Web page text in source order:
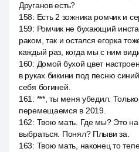
Друганов есть?
158: Есть 2 зожника ромчик и
159: Ромчик не бухающий
раком, так и остался егорка
каждый раз, когда мы с ним
160: Домой бухой цвет
в руках бикини под песню
себя богиней.
161 : ***, ты меня убедил.
перемещаемся в 2019.
162: Твою мать. Где мы? Это
выбраться. Понял? Плыви за.
163: Твою мать, наконец то